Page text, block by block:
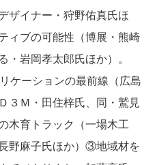
ザイナー・狩野佑真氏ほ
ィブの可能性（博展・熊崎
・岩岡孝太郎氏ほか）。
ーションの最前線（広島
３Ｍ・田住梓氏、同・鷲見
木育トラック（一場木工
野麻子氏ほか）③地域材を